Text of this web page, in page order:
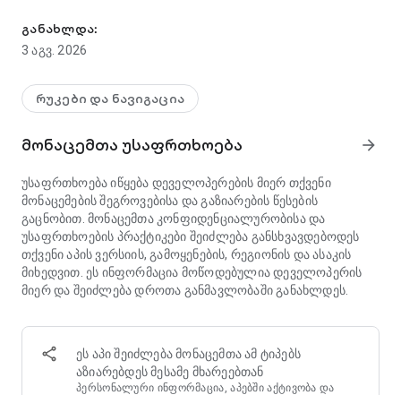
მოგზაურობისთვის. მიაღწიეთ დანიშნულების ადგილს
პრემიუმ კლასის კაბით ან კერძო მანქანით.
1. დაჯავშნეთ ან მოითხოვეთ თქვენი მანქანით ან ტაქსით
დანიშნულება, ასევე ტრანსპორტის ტიპი, რომლის
2. დაადასტურეთ თქვენი მოთხოვნა მოგზაურობის შეკვეთის
შესახებ და ეს არის! ჩვენ მოგაწვდით მანქანის ან ტაქსის და
მძღოლის დეტალებს, მოგზაურობისთვის ან მიტანისთვის.
3. გამგზავრებამდე გაეცანით სავარაუდო ფასს. ჩვენ
გეტყვით რამდენს გადაიხდით მანქანით ან კაბით
თქვენთვის სასურველი გადახდის მეთოდი: სადებეტო
ბარათი, საკრედიტო ბარათი ან ნაღდი ანგარიშსწორება.
4. გააზიარეთ თქვენი მოგზაურობა. გაუგზავნეთ თქვენი
განახლდა:
3 აგვ. 2026
რუკები და ნავიგაცია
მონაცემთა უსაფრთხოება arrow_forward
უსაფრთხოება იწყება დეველოპერების მიერ თქვენი
მონაცემების შეგროვებისა და გაზიარების წესების
გაცნობით. მონაცემთა კონფიდენციალურობისა და
უსაფრთხოების პრაქტიკები შეიძლება განსხვავდებოდეს
თქვენი აპის ვერსიის, გამოყენების, რეგიონის და ასაკის
მიხედვით. ეს ინფორმაცია მოწოდებულია დეველოპერის
მიერ და შეიძლება დროთა განმავლობაში განახლდეს.
ეს აპი შეიძლება მონაცემთა ამ ტიპებს
აზიარებდეს მესამე მხარეებთან
პერსონალური ინფორმაცია, აპებში აქტივობა და